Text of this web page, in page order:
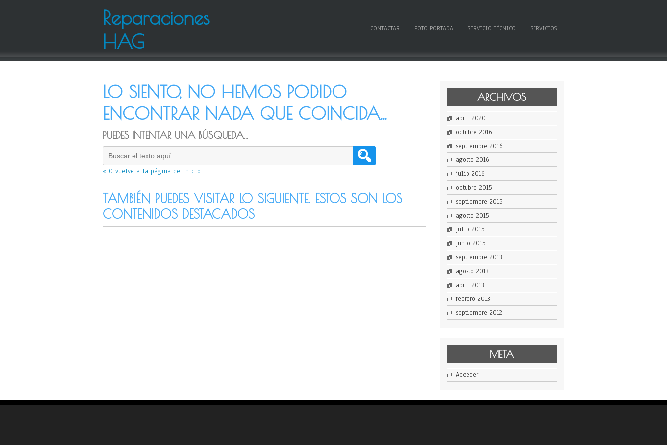
Reparaciones
HAG
CONTACTAR FOTO PORTADA SERVICIO TÉCNICO SERVICIOS
LO SIENTO, NO HEMOS PODIDO
ENCONTRAR NADA QUE COINCIDA...
PUEDES INTENTAR UNA BÚSQUEDA...
« O vuelve a la página de inicio
TAMBIÉN PUEDES VISITAR LO SIGUIENTE. ESTOS SON LOS
CONTENIDOS DESTACADOS
ARCHIVOS
abril 2020
octubre 2016
septiembre 2016
agosto 2016
julio 2016
octubre 2015
septiembre 2015
agosto 2015
julio 2015
junio 2015
septiembre 2013
agosto 2013
abril 2013
febrero 2013
septiembre 2012
META
Acceder